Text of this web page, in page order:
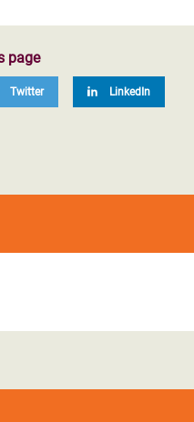
page
Twitter LinkedIn
y a dejar sus
encontrar